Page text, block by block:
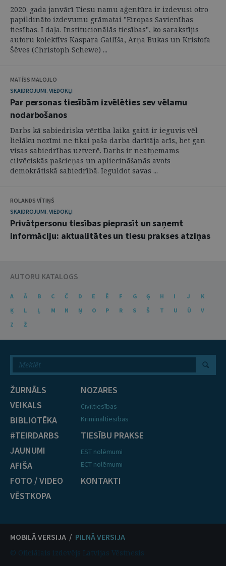
2020. gada janvārī Tiesu namu aģentūra ir izdevusi otro
papildināto izdevumu grāmatai "Eiropas Savienības
tiesības. I daļa. Institucionālās tiesības", ko sarakstījis
autoru kolektīvs Kaspara Gailīša, Arņa Bukas un Kristofa
Šēves (Christoph Schewe) ...
MATĪSS MALOJLO
SKAIDROJUMI. VIEDOKĻI
Par personas tiesībām izvēlēties sev vēlamu
nodarbošanos
Darbs kā sabiedriska vērtība laika gaitā ir ieguvis vēl
lielāku nozīmi ne tikai paša darba darītāja acīs, bet gan
visas sabiedrības uztverē. Darbs ir neatņemams
cilvēciskās pašcieņas un apliecināšanās avots
demokrātiskā sabiedrībā. Ieguldot savas ...
ROLANDS VĪTIŅŠ
SKAIDROJUMI. VIEDOKĻI
Privātpersonu tiesības pieprasīt un saņemt
informāciju: aktualitātes un tiesu prakses atziņas
AUTORU KATALOGS
A Ā B C Č D E Ē F G Ģ H I J
K
Ķ
L Ļ M N Ņ O P R S Š T U Ū
V
Z
Ž
ŽURNĀLS
VEIKALS
BIBLIOTĒKA
#TEIRDARBS
JAUNUMI
AFIŠA
FOTO / VIDEO
VĒSTKOPA
NOZARES
Civiltiesības
Krimināltiesības
TIESĪBU PRAKSE
EST nolēmumi
ECT nolēmumi
KONTAKTI
MOBILĀ VERSIJA / PILNĀ VERSIJA
© Oficiālais izdevējs Latvijas Vēstnesis